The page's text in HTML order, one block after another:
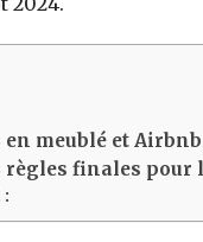
meublé et
finales pour
: